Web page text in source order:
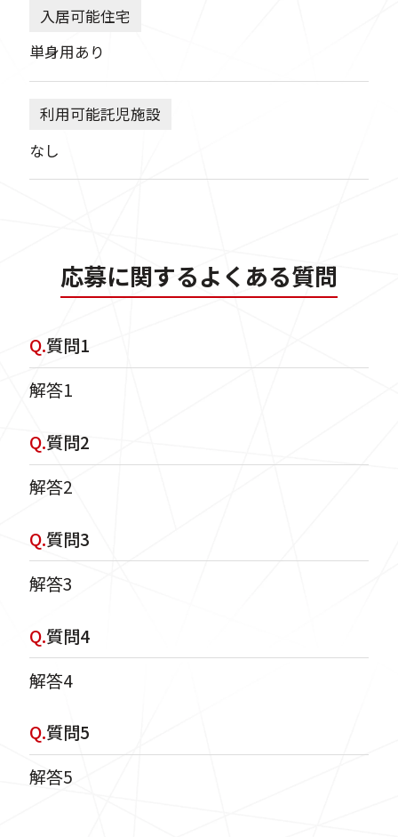
入居可能住宅
単身用あり
利用可能託児施設
なし
応募に関するよくある質問
Q.質問1
解答1
Q.質問2
解答2
Q.質問3
解答3
Q.質問4
解答4
Q.質問5
解答5